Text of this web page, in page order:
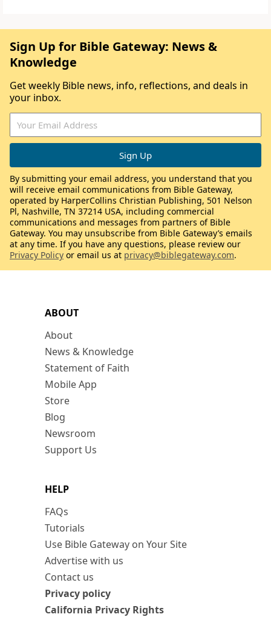
ABOUT
About
News & Knowledge
Statement of Faith
Mobile App
Store
Blog
Newsroom
Support Us
HELP
FAQs
Tutorials
Use Bible Gateway on Your Site
Advertise with us
Contact us
Privacy policy
California Privacy Rights
Sign Up for Bible Gateway: News &
Knowledge
Get weekly Bible news, info, reflections, and deals in
your inbox.
By submitting your email address, you understand that you
will receive email communications from Bible Gateway,
operated by HarperCollins Christian Publishing, 501 Nelson
Pl, Nashville, TN 37214 USA, including commercial
communications and messages from partners of Bible
Gateway. You may unsubscribe from Bible Gateway’s emails
at any time. If you have any questions, please review our
Privacy Policy or email us at privacy@biblegateway.com.